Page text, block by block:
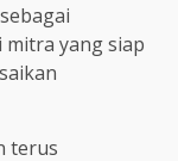
yang siap
terus